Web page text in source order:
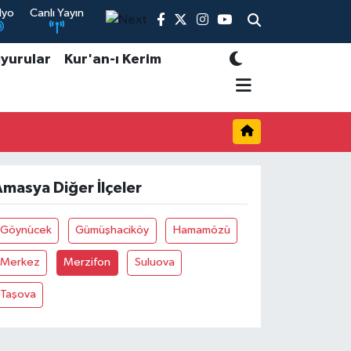
Canlı Yayın
Kur'an-ı Kerim
Diğer İlçeler
Göynücek Gümüşhaciköy Hamamözü
Merkez Merzifon Suluova
Taşova